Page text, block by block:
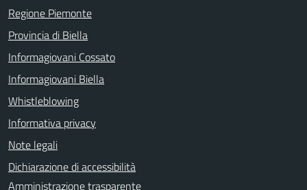
Regione Piemonte
Provincia di Biella
Informagiovani Cossato
Informagiovani Biella
Whistleblowing
Informativa privacy
Note legali
Dichiarazione di accessibilità
Amministrazione trasparente